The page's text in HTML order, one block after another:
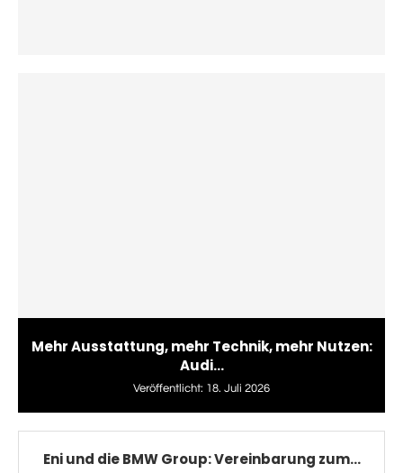
Mehr Ausstattung, mehr Technik, mehr Nutzen:
Audi...
Veröffentlicht: 18. Juli 2026
Eni und die BMW Group: Vereinbarung zum...